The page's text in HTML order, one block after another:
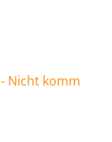
Nicht komm